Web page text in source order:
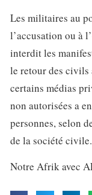
Les militaires au
l’accusation ou à
interdit les
le retour des civils
certains médias
non autorisées a
personnes, selon
de la société civile.
Notre Afrik avec